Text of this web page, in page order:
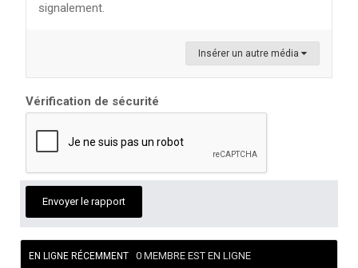
signalement.
Insérer un autre média
Vérification de sécurité
Envoyer le rapport
EN LIGNE RÉCEMMENT 0 MEMBRE EST EN LIGNE